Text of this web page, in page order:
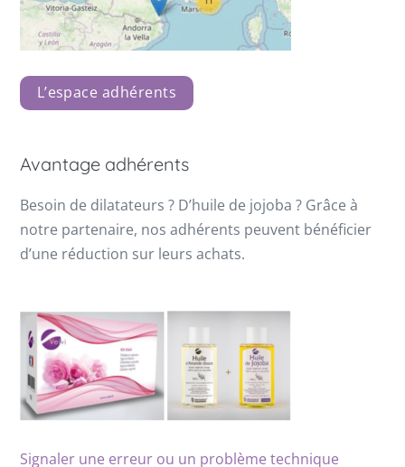
L’espace adhérents
Avantage adhérents
Besoin de dilatateurs ? D’huile de jojoba ? Grâce à
notre partenaire, nos adhérents peuvent bénéficier
d’une réduction sur leurs achats.
Signaler une erreur ou un problème technique